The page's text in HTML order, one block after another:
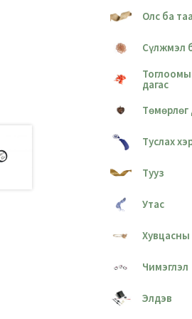
Олс ба
Сүлжмэл
дагас
Төмөрлөг
Туслах
Тууз
Утас
Хувцасны
Чимэглэл
Элдэв